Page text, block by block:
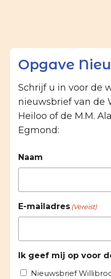
Opgave
Schrijf u in voor de
nieuwsbrief van de
Heiloo of de M.M.
Egmond:
Naam
E-mailadres (Vereist)
Ik geef mij op voor
Nieuwsbrief